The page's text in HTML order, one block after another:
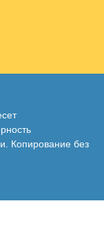
Копирование без